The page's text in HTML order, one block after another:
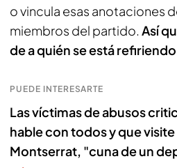
o vincula esas anotaciones
miembros del partido. Así
de a quién se está
PUEDE INTERESARTE
Las víctimas de abusos
hable con todos y que visite
Montserrat, "cuna de un